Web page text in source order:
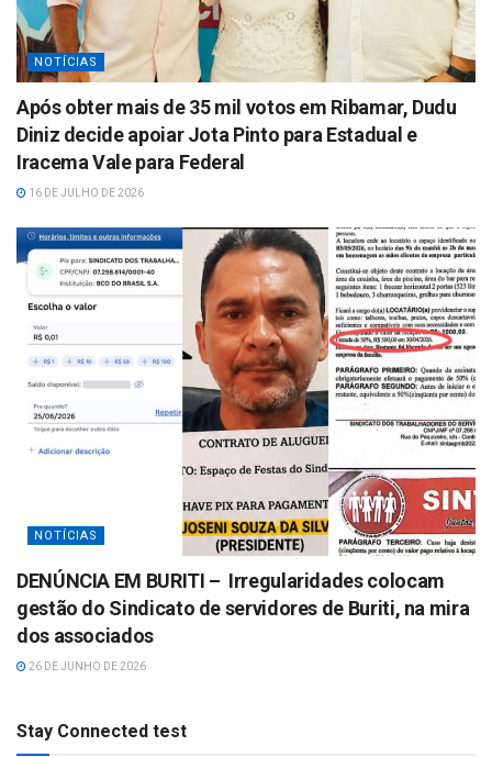
NOTÍCIAS
Após obter mais de 35 mil votos em Ribamar, Dudu
Diniz decide apoiar Jota Pinto para Estadual e
Iracema Vale para Federal
16 DE JULHO DE 2026
NOTÍCIAS
DENÚNCIA EM BURITI – Irregularidades colocam
gestão do Sindicato de servidores de Buriti, na mira
dos associados
26 DE JUNHO DE 2026
Stay Connected test